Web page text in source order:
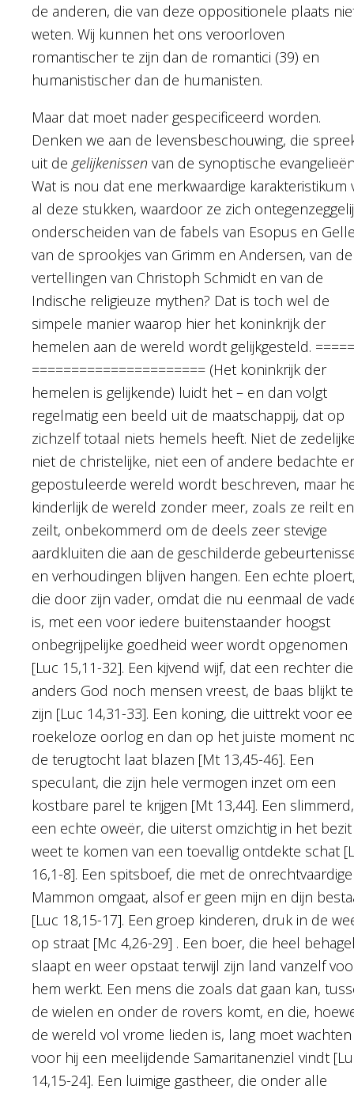
de anderen, die van deze oppositionele plaats
weten. Wij kunnen het ons veroorloven
romantischer te zijn dan de romantici (39) en
humanistischer dan de humanisten.
Maar dat moet nader gespecificeerd worden.
Denken we aan de levensbeschouwing, die
uit de gelijkenissen van de synoptische
Wat is nou dat ene merkwaardige karakteristikum
al deze stukken, waardoor ze zich
onderscheiden van de fabels van Esopus en
van de sprookjes van Grimm en Andersen, van de
vertellingen van Christoph Schmidt en van de
Indische religieuze mythen? Dat is toch wel de
simpele manier waarop hier het koninkrijk der
hemelen aan de wereld wordt gelijkgesteld.
====================== (Het koninkrijk der
hemelen is gelijkende) luidt het – en dan volgt
regelmatig een beeld uit de maatschappij, dat op
zichzelf totaal niets hemels heeft. Niet de
niet de christelijke, niet een of andere bedachte
gepostuleerde wereld wordt beschreven, maar
kinderlijk de wereld zonder meer, zoals ze reilt en
zeilt, onbekommerd om de deels zeer stevige
aardkluiten die aan de geschilderde
en verhoudingen blijven hangen. Een echte
die door zijn vader, omdat die nu eenmaal de
is, met een voor iedere buitenstaander hoogst
onbegrijpelijke goedheid weer wordt opgenomen
[Luc 15,11-32]. Een kijvend wijf, dat een rechter die
anders God noch mensen vreest, de baas blijkt te
zijn [Luc 14,31-33]. Een koning, die uittrekt voor
roekeloze oorlog en dan op het juiste moment
de terugtocht laat blazen [Mt 13,45-46]. Een
speculant, die zijn hele vermogen inzet om een
kostbare parel te krijgen [Mt 13,44]. Een slimmerd,
een echte oweër, die uiterst omzichtig in het bezit
weet te komen van een toevallig ontdekte schat
16,1-8]. Een spitsboef, die met de onrechtvaardige
Mammon omgaat, alsof er geen mijn en dijn
[Luc 18,15-17]. Een groep kinderen, druk in de
op straat [Mc 4,26-29] . Een boer, die heel
slaapt en weer opstaat terwijl zijn land vanzelf
hem werkt. Een mens die zoals dat gaan kan,
de wielen en onder de rovers komt, en die,
de wereld vol vrome lieden is, lang moet wachten
voor hij een meelijdende Samaritanenziel vindt
14,15-24]. Een luimige gastheer, die onder alle